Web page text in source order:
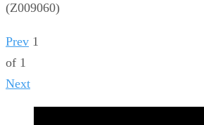
(Z009060)
Prev 1
of 1
Next